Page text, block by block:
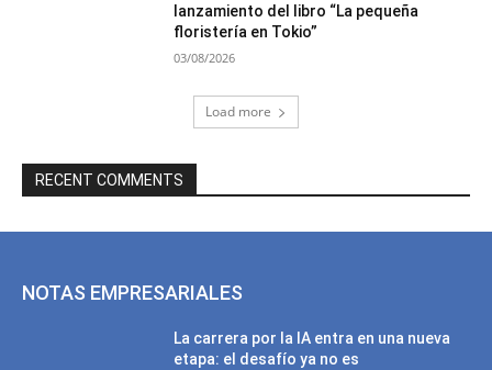
lanzamiento del libro “La pequeña
floristería en Tokio”
03/08/2026
Load more
RECENT COMMENTS
NOTAS EMPRESARIALES
La carrera por la IA entra en una nueva
etapa: el desafío ya no es